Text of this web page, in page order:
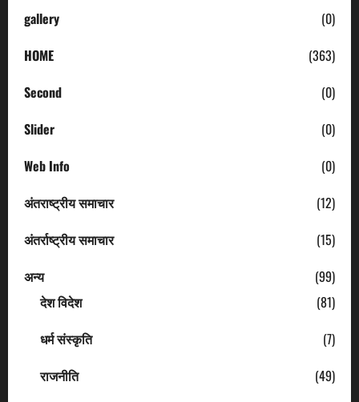
gallery
(0)
HOME
(363)
Second
(0)
Slider
(0)
Web Info
(0)
अंतराष्ट्रीय समाचार
(12)
अंतर्राष्ट्रीय समाचार
(15)
अन्य
(99)
देश विदेश
(81)
धर्म संस्कृति
(7)
राजनीति
(49)